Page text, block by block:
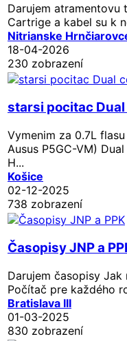
Darujem atramentovu
Cartrige a kabel su k
Nitrianske
18-04-2026
230 zobrazení
starsi pocitac
Vymenim za 0.7L
Ausus P5GC-VM)
H...
Košice
02-12-2025
738 zobrazení
Časopisy JNP a
Darujem časopisy Jak
Počítač pre každého
Bratislava III
01-03-2025
830 zobrazení